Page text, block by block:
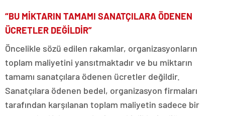
“BU MİKTARIN TAMAMI SANATÇILARA ÖDENEN
ÜCRETLER DEĞİLDİR”
Öncelikle sözü edilen rakamlar, organizasyonların
toplam maliyetini yansıtmaktadır ve bu miktarın
tamamı sanatçılara ödenen ücretler değildir.
Sanatçılara ödenen bedel, organizasyon firmaları
tarafından karşılanan toplam maliyetin sadece bir